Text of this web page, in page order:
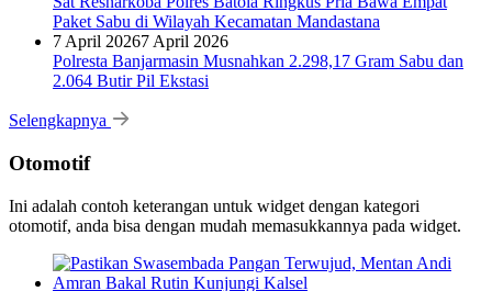
Paket Sabu di Wilayah Kecamatan Mandastana
7 April 20267 April 2026
Polresta Banjarmasin Musnahkan 2.298,17 Gram Sabu dan
2.064 Butir Pil Ekstasi
Selengkapnya
Otomotif
Ini adalah contoh keterangan untuk widget dengan kategori
otomotif, anda bisa dengan mudah memasukkannya pada widget.